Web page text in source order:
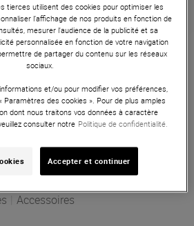
Garantie3 ans
de BoomTone DJ est un lot de 4
en lycra, conçu pour habiller votre
Accessoires
tierces utilisent des cookies pour optimiser les
l’affichage de nos produits en fonction de
mesurer l'audience de la publicité et sa
personnalisée en fonction de votre navigation
de partager du contenu sur les réseaux
sociaux.
et/ou pour modifier vos préférences,
Paramètres des cookies ». Pour de plus amples
dont nous traitons vos données à caractère
consulter notre Politique de confidentialité.
Accepter et continuer